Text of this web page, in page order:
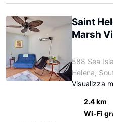
Saint
Marsh
588 Sea
Helena,
Visualizza
2.4 km
Wi-Fi